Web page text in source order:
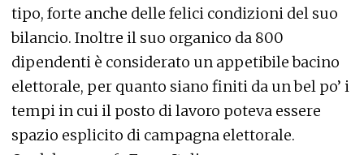
tipo, forte anche delle felici condizioni del suo
bilancio. Inoltre il suo organico da 800
dipendenti è considerato un appetibile bacino
elettorale, per quanto siano finiti da un bel po’ i
tempi in cui il posto di lavoro poteva essere
spazio esplicito di campagna elettorale.